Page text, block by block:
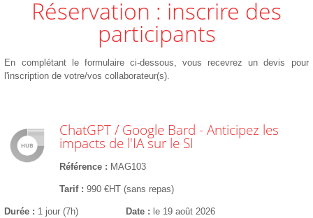
Réservation : inscrire des
participants
En complétant le formulaire ci-dessous, vous recevrez un devis pour
l'inscription de votre/vos collaborateur(s).
ChatGPT / Google Bard - Anticipez les
impacts de l'IA sur le SI
Référence MAG103
Tarif 990 €HT (sans repas)
Durée 1 jour (7h) Date le 19 août 2026